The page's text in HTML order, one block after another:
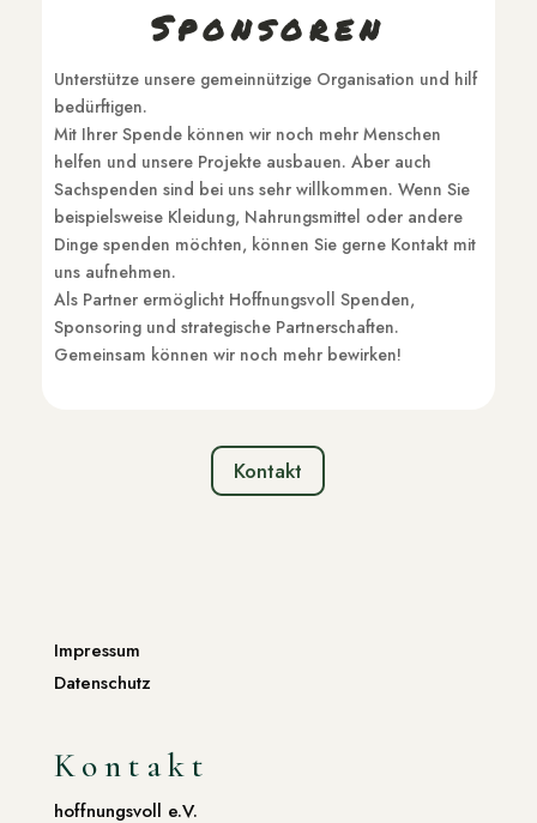
Sponsoren
Unterstütze unsere gemeinnützige Organisation und hilf
bedürftigen.
Mit Ihrer Spende können wir noch mehr Menschen
helfen und unsere Projekte ausbauen. Aber auch
Sachspenden sind bei uns sehr willkommen. Wenn Sie
beispielsweise Kleidung, Nahrungsmittel oder andere
Dinge spenden möchten, können Sie gerne Kontakt mit
uns aufnehmen.
Als Partner ermöglicht Hoffnungsvoll Spenden,
Sponsoring und strategische Partnerschaften.
Gemeinsam können wir noch mehr bewirken!
Kontakt
Impressum
Datenschutz
Kontakt
hoffnungsvoll e.V.